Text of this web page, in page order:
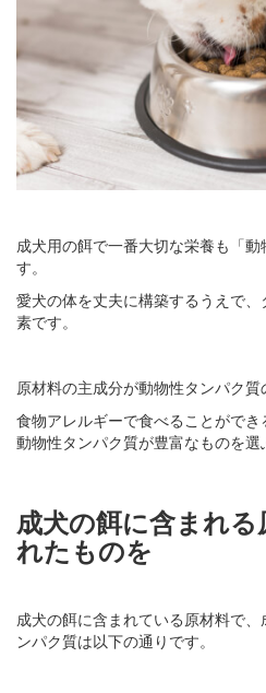
成犬用の餌で一番大切な栄養も「
す。
愛犬の体を丈夫に構築するうえで
素です。
原材料の主成分が動物性タンパク質
食物アレルギーで食べることができ
動物性タンパク質が豊富なものを選
成犬の餌に含まれ
れたものを
成犬の餌に含まれている原材料で
ンパク質は以下の通りです。